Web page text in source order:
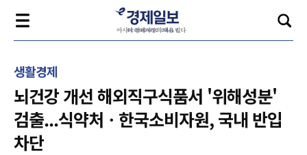
생활경제
뇌건강 개선 해외직구식품서 '위해성분'
검출...식약처ㆍ한국소비자원, 국내 반입
차단